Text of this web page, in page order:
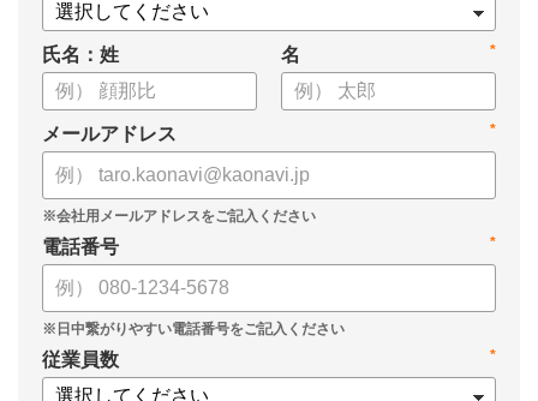
氏名：姓 *
名
*
メールアドレス
*
電話番号
*
従業員数